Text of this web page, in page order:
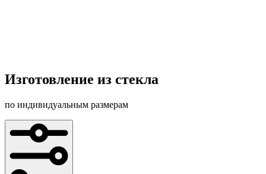
Изготовление из стекла
по индивидуальным размерам